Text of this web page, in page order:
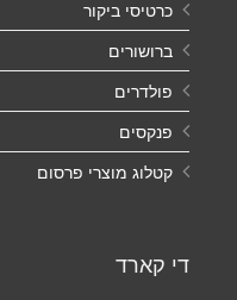
כרטיסי ביקור
ברושורים
פולדרים
פנקסים
קטלוג מוצרי פרסום
די קארד